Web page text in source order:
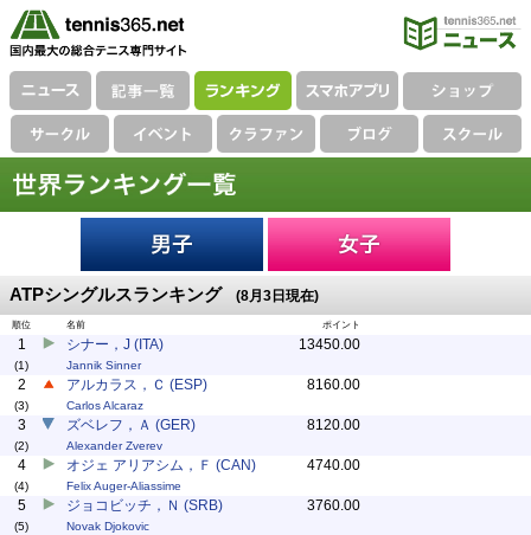
ATPシングルスランキング (8月3日現在)
順位 名前 ポイント
1
(1)
シナー，J (ITA)
Jannik Sinner
13450.00
2
(3)
アルカラス，Ｃ (ESP)
Carlos Alcaraz
8160.00
3
(2)
ズベレフ，Ａ (GER)
Alexander Zverev
8120.00
4
(4)
オジェ アリアシム，Ｆ (CAN)
Felix Auger-Aliassime
4740.00
5
(5)
ジョコビッチ，Ｎ (SRB)
Novak Djokovic
3760.00